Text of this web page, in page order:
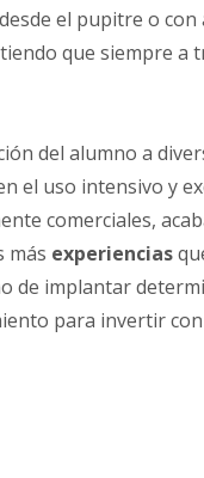
el pupitre o con
que siempre a
del alumno a
el uso intensivo y
comerciales,
más experiencias
de implantar
para invertir